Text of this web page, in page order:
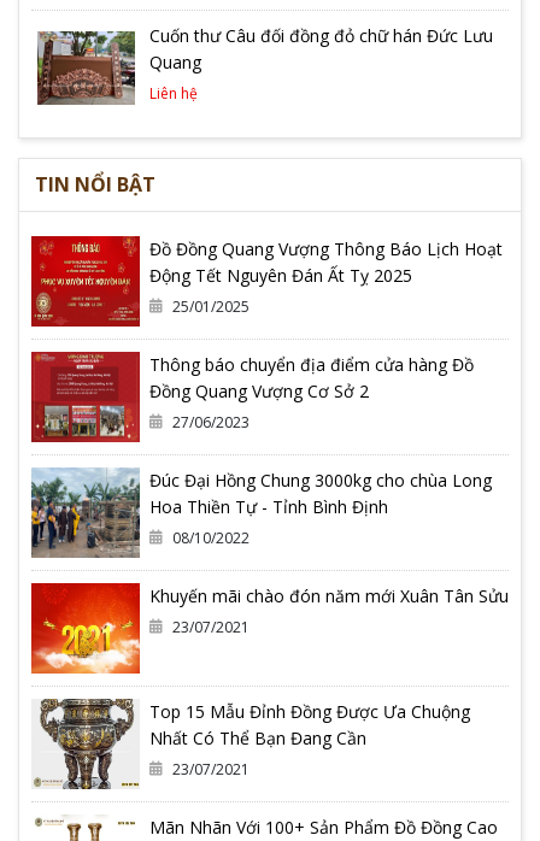
Cuốn thư Câu đối đồng đỏ chữ hán Đức Lưu
Quang
Liên hệ
TIN NỔI BẬT
Đồ Đồng Quang Vượng Thông Báo Lịch Hoạt
Động Tết Nguyên Đán Ất Tỵ 2025
25/01/2025
Thông báo chuyển địa điểm cửa hàng Đồ
Đồng Quang Vượng Cơ Sở 2
27/06/2023
Đúc Đại Hồng Chung 3000kg cho chùa Long
Hoa Thiền Tự - Tỉnh Bình Định
08/10/2022
Khuyến mãi chào đón năm mới Xuân Tân Sửu
23/07/2021
Top 15 Mẫu Đỉnh Đồng Được Ưa Chuộng
Nhất Có Thể Bạn Đang Cần
23/07/2021
Mãn Nhãn Với 100+ Sản Phẩm Đồ Đồng Cao